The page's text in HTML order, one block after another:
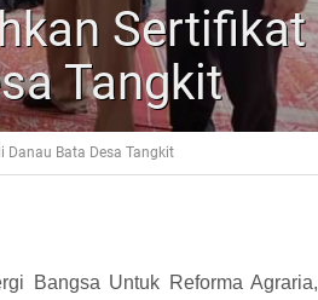
Sertifikat
Tangkit
Danau Bata Desa Tangkit
Bangsa Untuk Reforma Agraria,